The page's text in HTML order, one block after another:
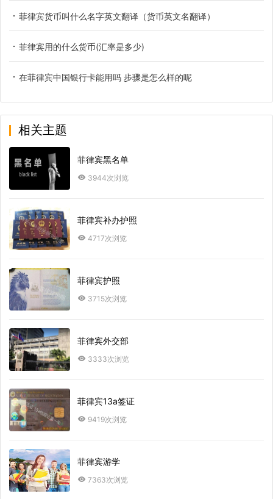
菲律宾货币叫什么名字英文翻译（货币英文名翻译）
菲律宾用的什么货币(汇率是多少)
在菲律宾中国银行卡能用吗 步骤是怎么样的呢
相关主题
菲律宾黑名单
3944次浏览
菲律宾补办护照
4717次浏览
菲律宾护照
3715次浏览
菲律宾外交部
3333次浏览
菲律宾13a签证
9419次浏览
菲律宾游学
7363次浏览